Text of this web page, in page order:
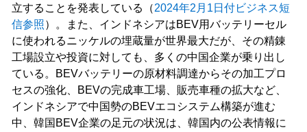
立することを発表している（2024年2月1日付ビジネス短
信参照）。また、インドネシアはBEV用バッテリーセル
に使われるニッケルの埋蔵量が世界最大だが、その精錬
工場設立や投資に対しても、多くの中国企業が乗り出し
ている。BEVバッテリーの原材料調達からその加工プロ
セスの強化、BEVの完成車工場、販売車種の拡大など、
インドネシアで中国勢のBEVエコシステム構築が進む
中、韓国BEV企業の足元の状況は、韓国内の公表情報に